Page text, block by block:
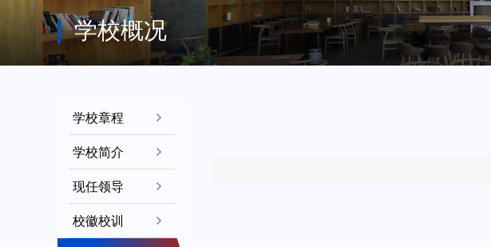
学校概况
学校章程
学校简介
现任领导
校徽校训